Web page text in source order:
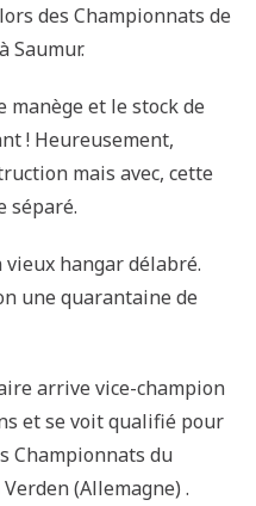
des Championnats de
Saumur.
manège et le stock de
! Heureusement,
mais avec, cette
séparé.
vieux hangar délabré.
une quarantaine de
arrive vice-champion
et se voit qualifié pour
Championnats du
(Allemagne) .